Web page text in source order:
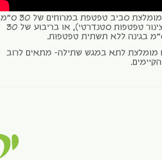
*כמות זרעים מומלצת סביב טפטפת במרוחים של 30 ס"מ
בין טפטפות (צינור טפטפות סטנדרטי), או בריבוע של 30
מומלצת לתא במגש שתילה- מתאים לרוב